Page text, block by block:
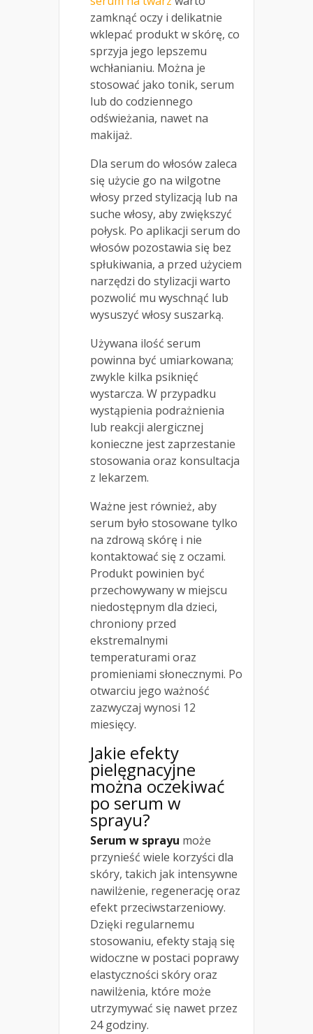
zamknąć oczy i delikatnie
wklepać produkt w skórę, co
sprzyja jego lepszemu
wchłanianiu. Można je
stosować jako tonik, serum
lub do codziennego
odświeżania, nawet na
makijaż.
Dla serum do włosów zaleca
się użycie go na wilgotne
włosy przed stylizacją lub na
suche włosy, aby zwiększyć
połysk. Po aplikacji serum do
włosów pozostawia się bez
spłukiwania, a przed użyciem
narzędzi do stylizacji warto
pozwolić mu wyschnąć lub
wysuszyć włosy suszarką.
Używana ilość serum
powinna być umiarkowana;
zwykle kilka psiknięć
wystarcza. W przypadku
wystąpienia podrażnienia
lub reakcji alergicznej
konieczne jest zaprzestanie
stosowania oraz konsultacja
z lekarzem.
Ważne jest również, aby
serum było stosowane tylko
na zdrową skórę i nie
kontaktować się z oczami.
Produkt powinien być
przechowywany w miejscu
niedostępnym dla dzieci,
chroniony przed
ekstremalnymi
temperaturami oraz
promieniami słonecznymi. Po
otwarciu jego ważność
zazwyczaj wynosi 12
miesięcy.
Jakie efekty
pielęgnacyjne
można oczekiwać
po serum w
sprayu?
Serum w sprayu może
przynieść wiele korzyści dla
skóry, takich jak intensywne
nawilżenie, regenerację oraz
efekt przeciwstarzeniowy.
Dzięki regularnemu
stosowaniu, efekty stają się
widoczne w postaci poprawy
elastyczności skóry oraz
nawilżenia, które może
utrzymywać się nawet przez
24 godziny.